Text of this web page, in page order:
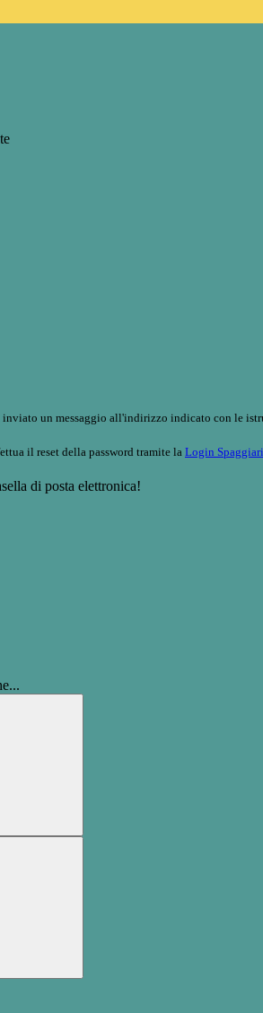
inviato un messaggio all'indirizzo indicato con le
il reset della password tramite la Login Spaggiari
di posta elettronica!